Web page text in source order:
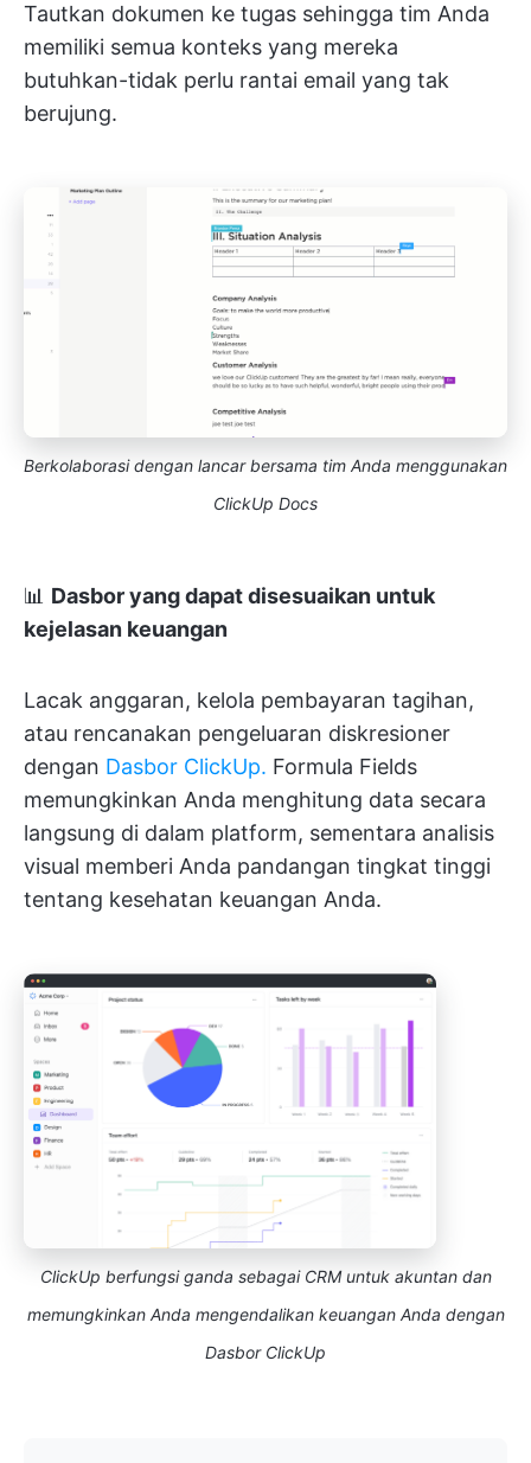
Tautkan dokumen ke tugas sehingga tim Anda
memiliki semua konteks yang mereka
butuhkan-tidak perlu rantai email yang tak
berujung.
Berkolaborasi dengan lancar bersama tim Anda menggunakan
ClickUp Docs
📊 Dasbor yang dapat disesuaikan untuk
kejelasan keuangan
Lacak anggaran, kelola pembayaran tagihan,
atau rencanakan pengeluaran diskresioner
dengan Dasbor ClickUp. Formula Fields
memungkinkan Anda menghitung data secara
langsung di dalam platform, sementara analisis
visual memberi Anda pandangan tingkat tinggi
tentang kesehatan keuangan Anda.
ClickUp berfungsi ganda sebagai CRM untuk akuntan dan
memungkinkan Anda mengendalikan keuangan Anda dengan
Dasbor ClickUp